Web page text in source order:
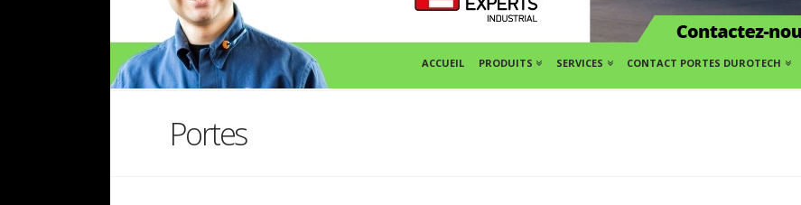
ACCUEIL PRODUITS SERVICES CONTACT PORTES DUROTECH
Portes